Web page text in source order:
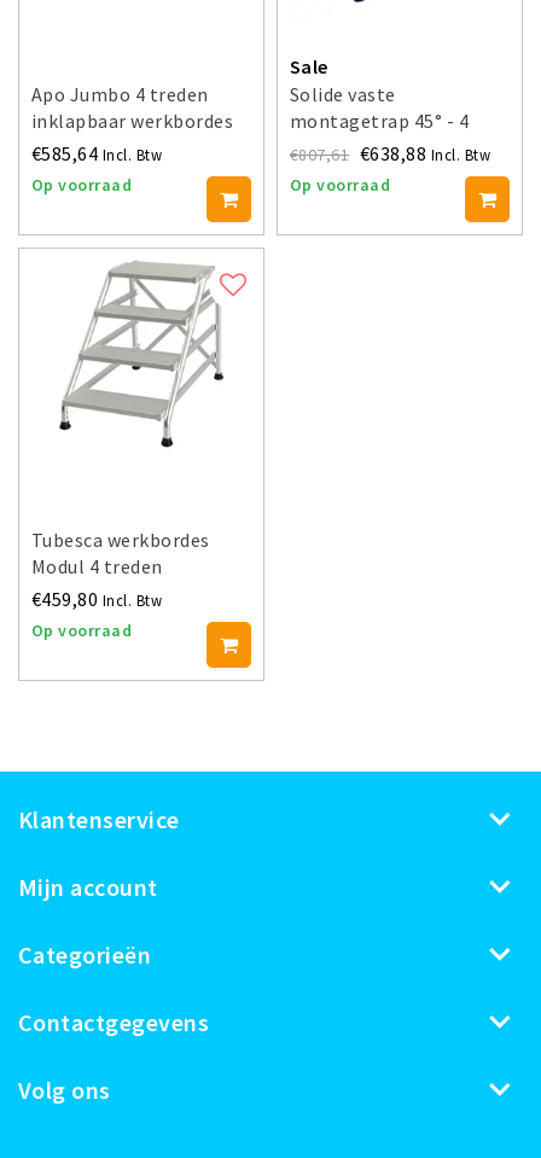
Apo Jumbo 4 treden
inklapbaar werkbordes
€585,64 Incl. Btw
Op voorraad
Sale
Solide vaste
montagetrap 45° - 4
treden MT454
€807,61 €638,88 Incl. Btw
Op voorraad
Tubesca werkbordes
Modul 4 treden
€459,80 Incl. Btw
Op voorraad
Klantenservice
Mijn account
Categorieën
Contactgegevens
Volg ons